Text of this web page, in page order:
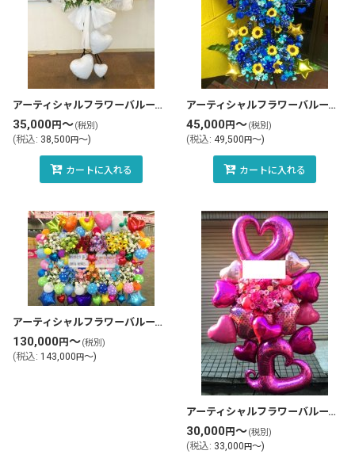
アーティシャルフラワーバルーンスタンド花・フラスタ(tlb-fbs61-zo)
35,000円～(税別)
(税込: 38,500 円～)
カートに入れる
アーティシャルフラワーバルーンスタンド花・フラスタ(tlb-fbs46-zo)
45,000円～(税別)
(税込: 49,500 円～)
カートに入れる
アーティシャルフラワーバルーンスタンド花・フラスタ連結(tlb-RN12-zo)
130,000円～(税別)
(税込: 143,000 円～)
アーティシャルフラワーバルーンスタンド花・フラスタ(tlb-fbs12-zo)
30,000円～(税別)
(税込: 33,000 円～)